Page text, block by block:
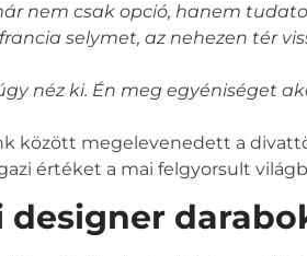
nem csak opció, hanem
selymet, az nehezen tér
néz ki. Én meg egyéniséget
között megelevenedett a
értéket a mai felgyorsult
designer